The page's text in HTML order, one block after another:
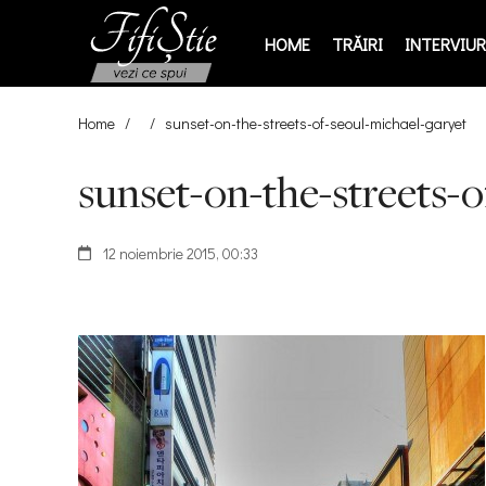
HOME TRĂIRI
Home / / sunset-on-the-streets-of-seoul-michael-garyet
sunset-on-the-streets-
12 noiembrie 2015, 00:33